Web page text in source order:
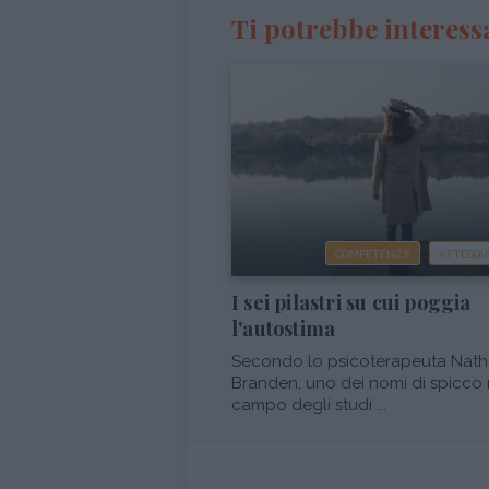
Ti potrebbe
COMPETENZE
I sei pilastri su cui poggia
l'autostima
Secondo lo psicoterapeuta
Branden, uno dei nomi di spicco
campo degli studi ...